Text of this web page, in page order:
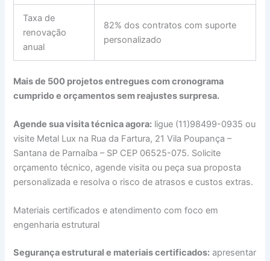
Taxa de
renovação
anual
82% dos contratos com suporte
personalizado
Mais de 500 projetos entregues com cronograma
cumprido e orçamentos sem reajustes surpresa.
Agende sua visita técnica agora: ligue (11)98499-0935 ou
visite Metal Lux na Rua da Fartura, 21 Vila Poupança –
Santana de Parnaíba – SP CEP 06525-075. Solicite
orçamento técnico, agende visita ou peça sua proposta
personalizada e resolva o risco de atrasos e custos extras.
Materiais certificados e atendimento com foco em
engenharia estrutural
Segurança estrutural e materiais certificados: apresentar